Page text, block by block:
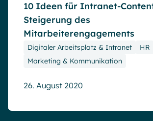
10 Ideen für Intranet-
Steigerung des
Mitarbeiterengagements
Digitaler Arbeitsplatz & Intranet
HR
Marketing & Kommunikation
26. August 2020